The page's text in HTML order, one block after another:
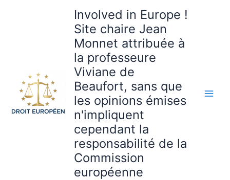
Involved in Europe !
Site chaire Jean
Monnet attribuée à
la professeure
Viviane de
Beaufort, sans que
les opinions émises
n'impliquent
cependant la
responsabilité de la
Commission
européenne